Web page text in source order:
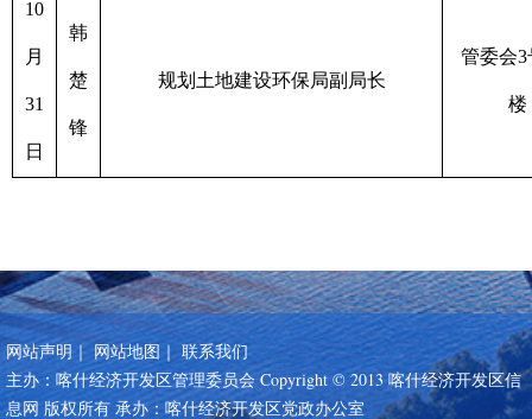
10
月
31
日
韩
楚
锋
规划土地建设环保局副局长
管委会3
楼
网站声明 ｜ 网站地图｜ 联系我们
主办：喀什经济开发区管理委员会 Copyright © 2013 喀什经济开发区信
息网 版权所有 承办：喀什经济开发区党政办公室